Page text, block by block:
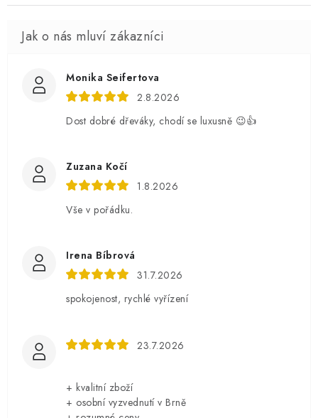
Monika Seifertova
2.8.2026
Dost dobré dřeváky, chodí se luxusně 😉👍
Zuzana Kočí
1.8.2026
Vše v pořádku.
Irena Bíbrová
31.7.2026
spokojenost, rychlé vyřízení
23.7.2026
+ kvalitní zboží
+ osobní vyzvednutí v Brně